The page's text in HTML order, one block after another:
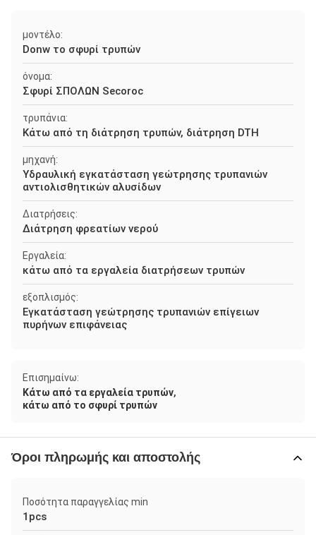
μοντέλο:
Donw το σφυρί τρυπών
όνομα:
Σφυρί ΣΠΟΛΩΝ Secoroc
τρυπάνια:
Κάτω από τη διάτρηση τρυπών, διάτρηση DTH
μηχανή:
Υδραυλική εγκατάσταση γεώτρησης τρυπανιών
αντιολισθητικών αλυσίδων
Διατρήσεις:
Διάτρηση φρεατίων νερού
Εργαλεία:
κάτω από τα εργαλεία διατρήσεων τρυπών
εξοπλισμός:
Εγκατάσταση γεώτρησης τρυπανιών επίγειων
πυρήνων επιφάνειας
Επισημαίνω:
Κάτω από τα εργαλεία τρυπών,
κάτω από το σφυρί τρυπών
Όροι πληρωμής και αποστολής
Ποσότητα παραγγελίας min
1pcs